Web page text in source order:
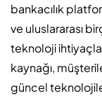
bankacılık
ve uluslararası
teknoloji
kaynağı,
güncel